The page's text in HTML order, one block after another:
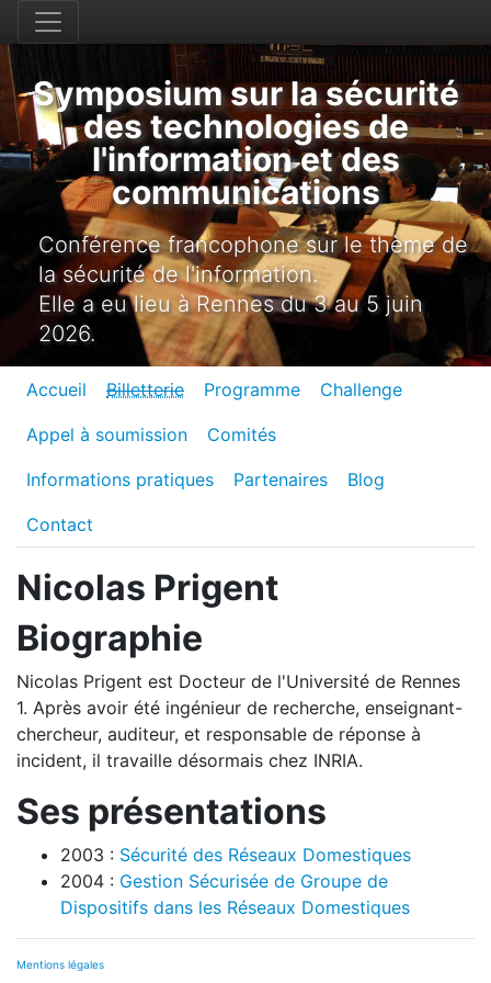
Symposium sur la sécurité
des technologies de
l'information et des
communications
Conférence francophone sur le thème de
la sécurité de l'information.
Elle a eu lieu à Rennes du 3 au 5 juin
2026.
Accueil Billetterie Programme Challenge
Appel à soumission Comités
Informations pratiques Partenaires Blog
Contact
Nicolas Prigent
Biographie
Nicolas Prigent est Docteur de l'Université de Rennes
1. Après avoir été ingénieur de recherche, enseignant-
chercheur, auditeur, et responsable de réponse à
incident, il travaille désormais chez INRIA.
Ses présentations
2003 : Sécurité des Réseaux Domestiques
2004 : Gestion Sécurisée de Groupe de
Dispositifs dans les Réseaux Domestiques
Mentions légales